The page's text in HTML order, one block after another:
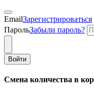
EmailЗарегистрироваться
ПарольЗабыли пароль?
Войти
Смена количества в